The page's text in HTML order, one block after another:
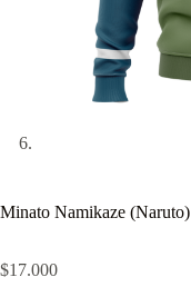
Minato Namikaze (Naruto)
$17.000